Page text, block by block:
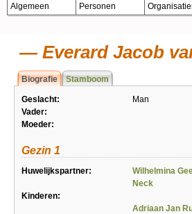
Algemeen Personen
Everard Jacob
Biografie Stamboom
Geslacht:
Man
Vader:
Moeder:
Gezin 1
Huwelijkspartner:
Wilhelmina
Neck
Kinderen:
Adriaan Jan